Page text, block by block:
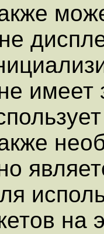
имеет
на